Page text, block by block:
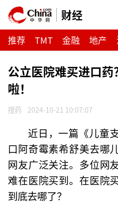
财经
推荐 TMT 金融 地产
公立医院难买进口
啦！
搜药 2024-10-21 10:07:07
近日，一篇《儿童
口阿奇霉素希舒美去哪
网友广泛关注。多位网
难在医院买到。在医院
到底去哪了？